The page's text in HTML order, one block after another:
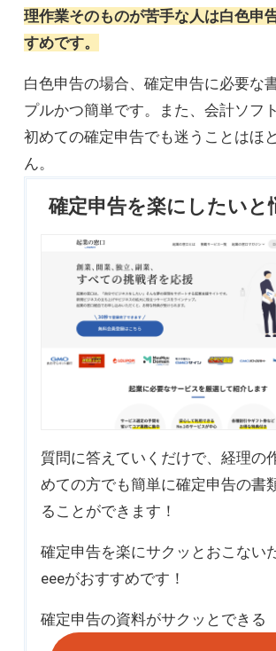
理作業そのものが苦手な人は白色申
すめです。
白色申告の場合、確定申告に必要な
プルかつ簡単です。また、会計ソフ
初めての確定申告でも迷うことはほ
ん。
確定申告を楽にしたいと
質問に答えていくだけで、経理の
めての方でも簡単に確定申告の書
ることができます！
確定申告を楽にサクッとおこない
eeeがおすすめです！
確定申告の資料がサクッとできる